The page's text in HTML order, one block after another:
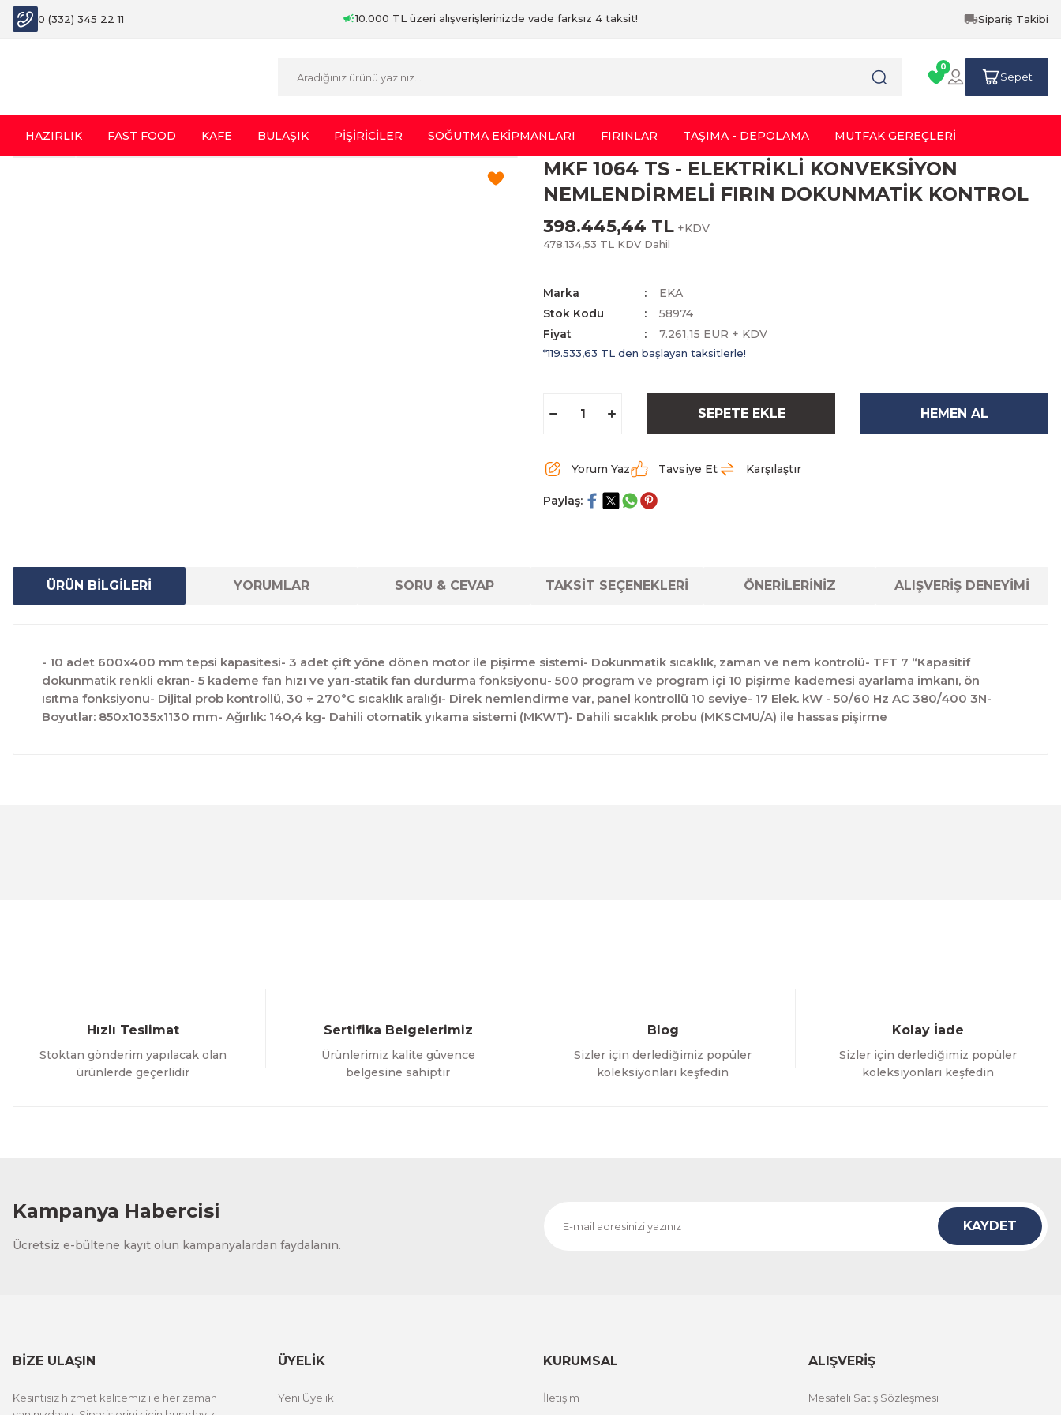
0 (332) 345 22 11 10.000 TL üzeri alışverişlerinizde vade farksız 4 taksit! Sipariş Takibi
0
Sepet
HAZIRLIK FAST FOOD KAFE BULAŞIK PİŞİRİCİLER SOĞUTMA EKİPMANLARI FIRINLAR TAŞIMA - DEPOLAMA MUTFAK GEREÇLERİ
MKF 1064 TS - ELEKTRİKLİ KONVEKSİYON
NEMLENDİRMELİ FIRIN DOKUNMATİK KONTROL
398.445,44 TL +KDV
478.134,53 TL KDV Dahil
Marka
EKA
Stok Kodu
58974
Fiyat
7.261,15 EUR + KDV
*119.533,63 TL den başlayan taksitlerle!
SEPETE EKLE HEMEN AL
Yorum Yaz Tavsiye Et Karşılaştır
Paylaş:
ÜRÜN BİLGİLERİ YORUMLAR SORU & CEVAP TAKSİT SEÇENEKLERİ ÖNERİLERİNİZ ALIŞVERİŞ DENEYİMİ
- 10 adet 600x400 mm tepsi kapasitesi- 3 adet çift yöne dönen motor ile pişirme sistemi- Dokunmatik sıcaklık, zaman ve nem kontrolü- TFT 7 “Kapasitif
dokunmatik renkli ekran- 5 kademe fan hızı ve yarı-statik fan durdurma fonksiyonu- 500 program ve program içi 10 pişirme kademesi ayarlama imkanı, ön
ısıtma fonksiyonu- Dijital prob kontrollü, 30 ÷ 270°C sıcaklık aralığı- Direk nemlendirme var, panel kontrollü 10 seviye- 17 Elek. kW - 50/60 Hz AC 380/400 3N-
Boyutlar: 850x1035x1130 mm- Ağırlık: 140,4 kg- Dahili otomatik yıkama sistemi (MKWT)- Dahili sıcaklık probu (MKSCMU/A) ile hassas pişirme
Hızlı Teslimat
Stoktan gönderim yapılacak olan
ürünlerde geçerlidir
Sertifika Belgelerimiz
Ürünlerimiz kalite güvence
belgesine sahiptir
Blog
Sizler için derlediğimiz popüler
koleksiyonları keşfedin
Kolay İade
Sizler için derlediğimiz popüler
koleksiyonları keşfedin
Kampanya Habercisi
Ücretsiz e-bültene kayıt olun kampanyalardan faydalanın.
KAYDET
BİZE ULAŞIN
Kesintisiz hizmet kalitemiz ile her zaman
ÜYELİK
Yeni Üyelik
KURUMSAL
İletişim
ALIŞVERİŞ
Mesafeli Satış Sözleşmesi